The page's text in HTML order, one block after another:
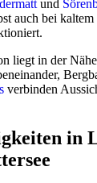
und
auch bei
liegt in der
verbinden
in